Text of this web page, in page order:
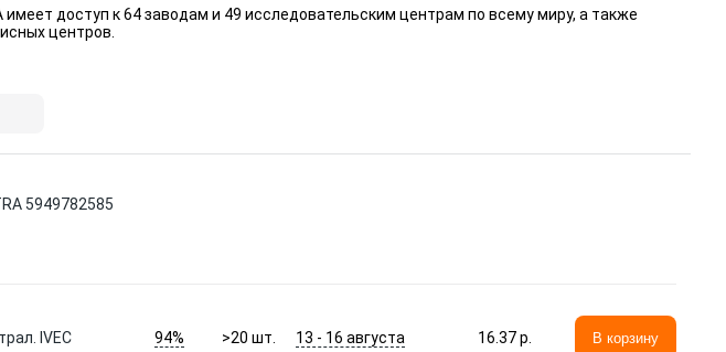
имеет доступ к 64 заводам и 49 исследовательским центрам по всему миру, а также
центров.
5949782585
IVEC
94% >20 шт. 13 - 16 августа 16.37 p. В корзину